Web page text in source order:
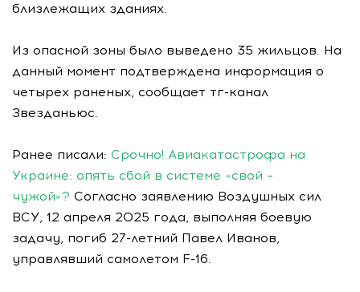
близлежащих зданиях.
Из опасной зоны было выведено 35 жильцов. На
данный момент подтверждена информация о
четырех раненых, сообщает тг-канал
Звезданьюс.
Ранее писали: Срочно! Авиакатастрофа на
Украине: опять сбой в системе «свой –
чужой»? Согласно заявлению Воздушных сил
ВСУ, 12 апреля 2025 года, выполняя боевую
задачу, погиб 27-летний Павел Иванов,
управлявший самолетом F-16.